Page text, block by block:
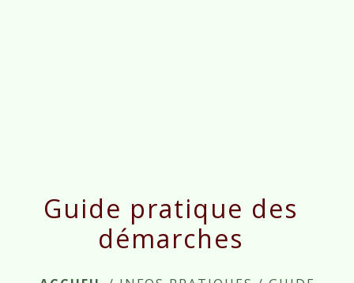
Guide pratique des
démarches